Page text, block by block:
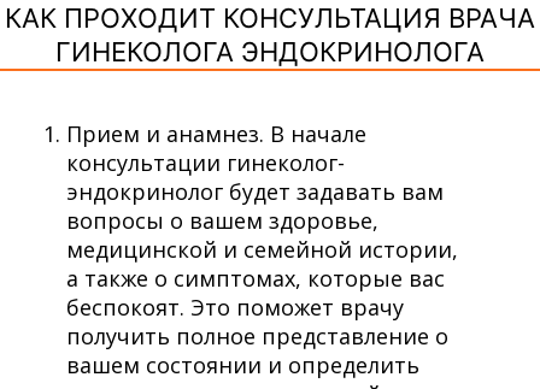
КАК ПРОХОДИТ КОНСУЛЬТАЦИЯ ВРАЧА
ГИНЕКОЛОГА ЭНДОКРИНОЛОГА
Прием и анамнез. В начале
консультации гинеколог-
эндокринолог будет задавать вам
вопросы о вашем здоровье,
медицинской и семейной истории,
а также о симптомах, которые вас
беспокоят. Это поможет врачу
получить полное представление о
вашем состоянии и определить